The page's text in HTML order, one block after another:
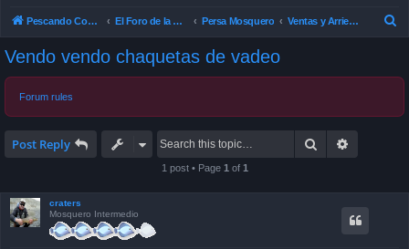
Pescando Con Mosca El Foro de la Pesca con Mosca en Chile Persa Mosquero Ventas y Arriendos
Vendo vendo chaquetas de vadeo
Forum rules
Post Reply Search
1 post • Page 1 of 1
craters
Mosquero Intermedio